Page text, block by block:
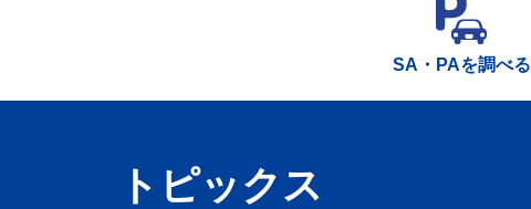
SA・PAを調べる
トピックス